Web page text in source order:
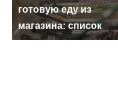
готовую еду из
магазина: список